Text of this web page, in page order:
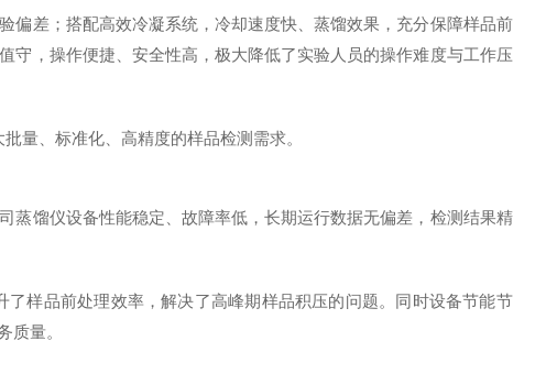
偏差；搭配高效冷凝系统，冷却速度快、蒸馏效果，充分保障样品前
守，操作便捷、安全性高，极大降低了实验人员的操作难度与工作压
量、标准化、高精度的样品检测需求。
蒸馏仪设备性能稳定、故障率低，长期运行数据无偏差，检测结果精
样品前处理效率，解决了高峰期样品积压的问题。同时设备节能节
质量。